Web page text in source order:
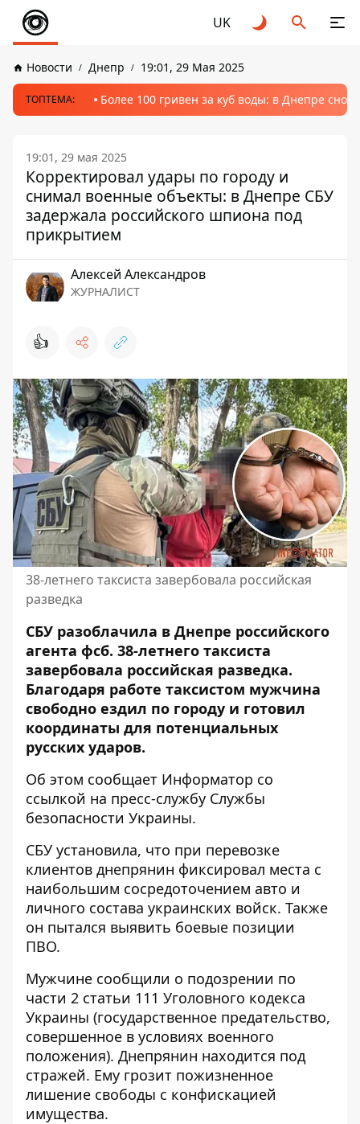
UK
Новости Днепр 19:01, 29 Мая 2025
ТОПТЕМА: Более 100 гривен за куб воды: в Днепре
19:01, 29 мая 2025
Корректировал удары по городу и
снимал военные объекты: в Днепре СБУ
задержала российского шпиона под
прикрытием
Алексей Александров
ЖУРНАЛИСТ
👍
38-летнего таксиста завербовала российская
разведка
СБУ разоблачила в Днепре российского
агента фсб. 38-летнего таксиста
завербовала российская разведка.
Благодаря работе таксистом мужчина
свободно ездил по городу и готовил
координаты для потенциальных
русских ударов.
Об этом сообщает Информатор со
ссылкой на пресс-службу Службы
безопасности Украины.
СБУ установила, что при перевозке
клиентов днепрянин фиксировал места с
наибольшим сосредоточением авто и
личного состава украинских войск. Также
он пытался выявить боевые позиции
ПВО.
Мужчине сообщили о подозрении по
части 2 статьи 111 Уголовного кодекса
Украины (государственное предательство,
совершенное в условиях военного
положения). Днепрянин находится под
стражей. Ему грозит пожизненное
лишение свободы с конфискацией
имущества.